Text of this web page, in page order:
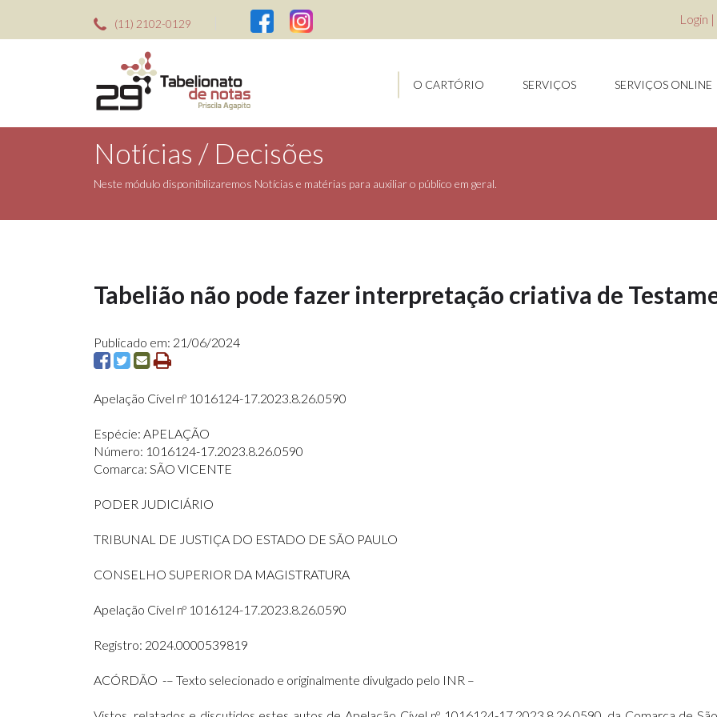
(11) 2102-0129 Login |
O CARTÓRIO SERVIÇOS SERVIÇOS ONLINE
Notícias / Decisões
Neste módulo disponibilizaremos Notícias e matérias para auxiliar o público em geral.
Tabelião não pode fazer interpretação criativa de
Publicado em: 21/06/2024
Apelação Cível nº 1016124-17.2023.8.26.0590
Espécie: APELAÇÃO
Número: 1016124-17.2023.8.26.0590
Comarca: SÃO VICENTE
PODER JUDICIÁRIO
TRIBUNAL DE JUSTIÇA DO ESTADO DE SÃO PAULO
CONSELHO SUPERIOR DA MAGISTRATURA
Apelação Cível nº 1016124-17.2023.8.26.0590
Registro: 2024.0000539819
ACÓRDÃO -– Texto selecionado e originalmente divulgado pelo INR –